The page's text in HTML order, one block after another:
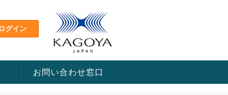
お問い合わせ窓口